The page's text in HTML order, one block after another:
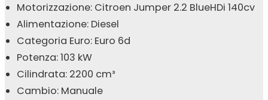
Motorizzazione: Citroen Jumper 2.2 BlueHDi 140cv
Alimentazione: Diesel
Categoria Euro: Euro 6d
Potenza: 103 kW
Cilindrata: 2200 cm³
Cambio: Manuale